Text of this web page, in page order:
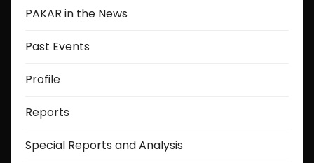
PAKAR in the News
Past Events
Profile
Reports
Special Reports and Analysis